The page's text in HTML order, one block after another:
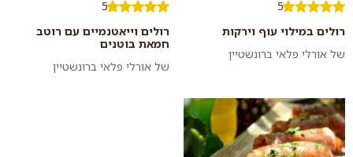
5
רולים במילוי עוף וירקות
של אורלי פלאי ברונשטיין
5
רולים וייאטנמיים עם רוטב
חמאת בוטנים
של אורלי פלאי ברונשטיין